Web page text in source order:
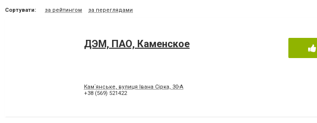
Сортувати: за рейтингом за переглядами
ДЭМ, ПАО, Каменское
Кам`янське, вулиця Івана Сірка, 30-А
+38 (569) 521422